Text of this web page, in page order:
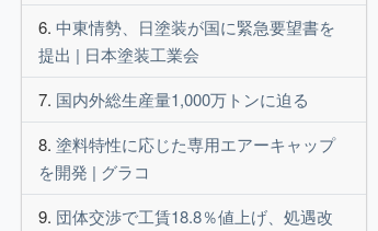
中東情勢、日塗装が国に緊急要望書を
提出 | 日本塗装工業会
国内外総生産量1,000万トンに迫る
塗料特性に応じた専用エアーキャップ
を開発 | グラコ
団体交渉で工賃18.8％値上げ、処遇改